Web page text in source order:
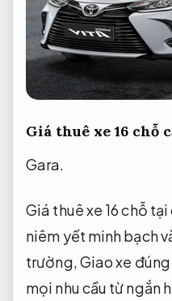
Giá thuê xe 16 chỗ
Gara.
Giá thuê xe 16 chỗ
niêm yết minh bạch
trường,Giao xe đúng
mọi nhu cầu từ ngắn